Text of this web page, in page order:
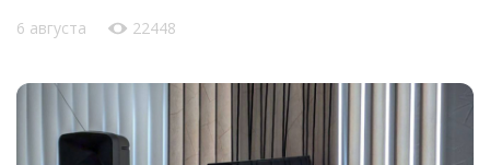
6 августа 22448